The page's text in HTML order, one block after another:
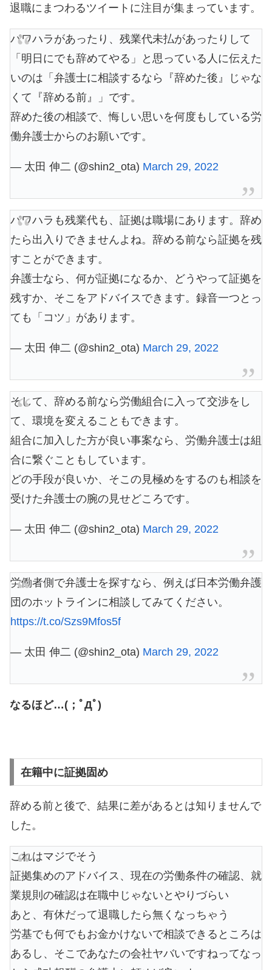
退職にまつわるツイートに注目が集まっています。
パワハラがあったり、残業代未払があったりして
「明日にでも辞めてやる」と思っている人に伝えた
いのは「弁護士に相談するなら『辞めた後』じゃな
くて『辞める前』」です。
辞めた後の相談で、悔しい思いを何度もしている労
働弁護士からのお願いです。
— 太田 伸二 (@shin2_ota) March 29, 2022
パワハラも残業代も、証拠は職場にあります。辞め
たら出入りできませんよね。辞める前なら証拠を残
すことができます。
弁護士なら、何が証拠になるか、どうやって証拠を
残すか、そこをアドバイスできます。録音一つとっ
ても「コツ」があります。
— 太田 伸二 (@shin2_ota) March 29, 2022
そして、辞める前なら労働組合に入って交渉をし
て、環境を変えることもできます。
組合に加入した方が良い事案なら、労働弁護士は組
合に繋ぐこともしています。
どの手段が良いか、そこの見極めをするのも相談を
受けた弁護士の腕の見せどころです。
— 太田 伸二 (@shin2_ota) March 29, 2022
労働者側で弁護士を探すなら、例えば日本労働弁護
団のホットラインに相談してみてください。
https://t.co/Szs9Mfos5f
— 太田 伸二 (@shin2_ota) March 29, 2022
なるほど…(；ﾟДﾟ)
在籍中に証拠固め
辞める前と後で、結果に差があるとは知りませんで
した。
これはマジでそう
証拠集めのアドバイス、現在の労働条件の確認、就
業規則の確認は在職中じゃないとやりづらい
あと、有休だって退職したら無くなっちゃう
労基でも何でもお金かけないで相談できるところは
あるし、そこであなたの会社ヤバいですねってなっ